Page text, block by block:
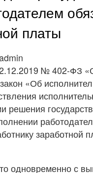
платы
№ 402-ФЗ
«Об
решения
заработной
одновременно с